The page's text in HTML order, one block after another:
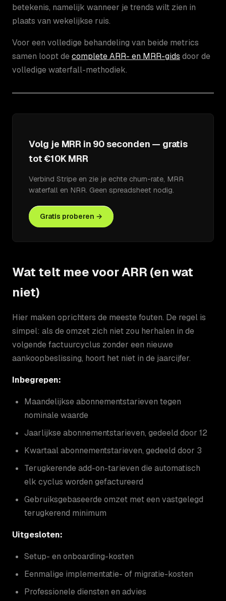
betekenis, namelijk wanneer je trends wilt zien in
plaats van wekelijkse ruis.
Voor een volledige behandeling van beide metrics
samen loopt de complete ARR- en MRR-gids door de
volledige waterfall-methodiek.
Volg je MRR in 90 seconden — gratis
tot €10K MRR
Verbind Stripe en zie je echte churn-rate, MRR
waterfall en NRR. Geen spreadsheet nodig.
Gratis proberen →
Wat telt mee voor ARR (en wat
niet)
Hier maken oprichters de meeste fouten. De regel is
simpel: als de omzet zich niet zou herhalen in de
volgende factuurcyclus zonder een nieuwe
aankoopbeslissing, hoort het niet in de jaarcijfer.
Inbegrepen:
Maandelijkse abonnementstarieven tegen
nominale waarde
Jaarlijkse abonnementstarieven, gedeeld door 12
Kwartaal abonnementstarieven, gedeeld door 3
Terugkerende add-on-tarieven die automatisch
elk cyclus worden gefactureerd
Gebruiksgebaseerde omzet met een vastgelegd
terugkerend minimum
Uitgesloten:
Setup- en onboarding-kosten
Eenmalige implementatie- of migratie-kosten
Professionele diensten en advies